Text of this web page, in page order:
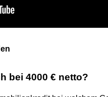
bei 4000 € netto?